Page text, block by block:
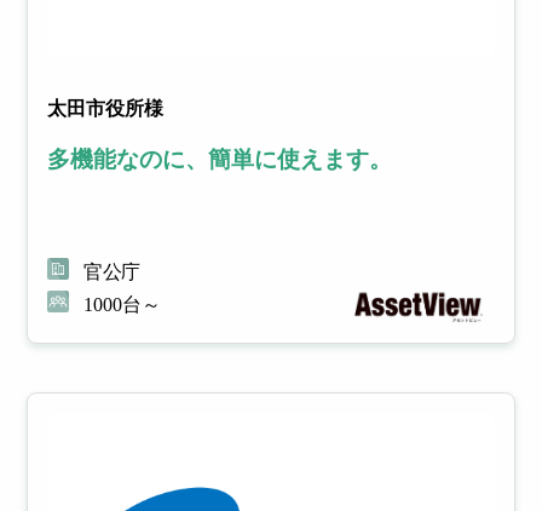
太田市役所様
多機能なのに、簡単に使えます。
官公庁
1000台～